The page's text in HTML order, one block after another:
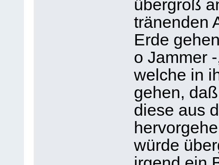
übergroß
tränenden
Erde
o Jammer
welche in
gehen,
diese aus
würde